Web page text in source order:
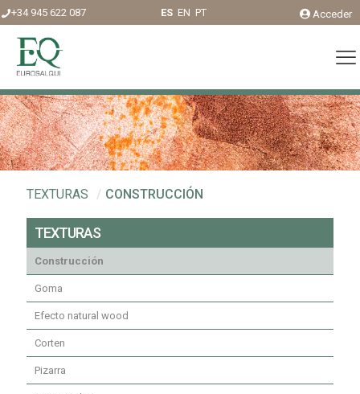
+34 945 622 087 ES EN PT Acceder
TEXTURAS / CONSTRUCCIÓN
TEXTURAS
Construcción
Goma
Efecto natural wood
Corten
Pizarra